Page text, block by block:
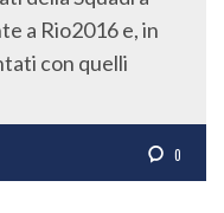
a Rio2016 e, in
con quelli
0